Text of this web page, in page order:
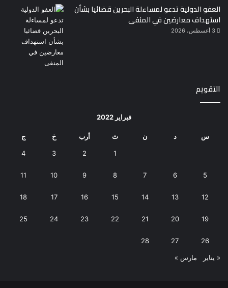
العفو الدولية تدعو لمساءلة البحرين قضائيا بشأن
استهداف معارضين في المنفى
3 أغسطس، 2026
التقويم
فبراير 2022
س د ن ث أرب خ ج
1
2
3
4
5
6
7
8
9
10
11
12
13
14
15
16
17
18
19
20
21
22
23
24
25
26
27
28
« يناير مارس »